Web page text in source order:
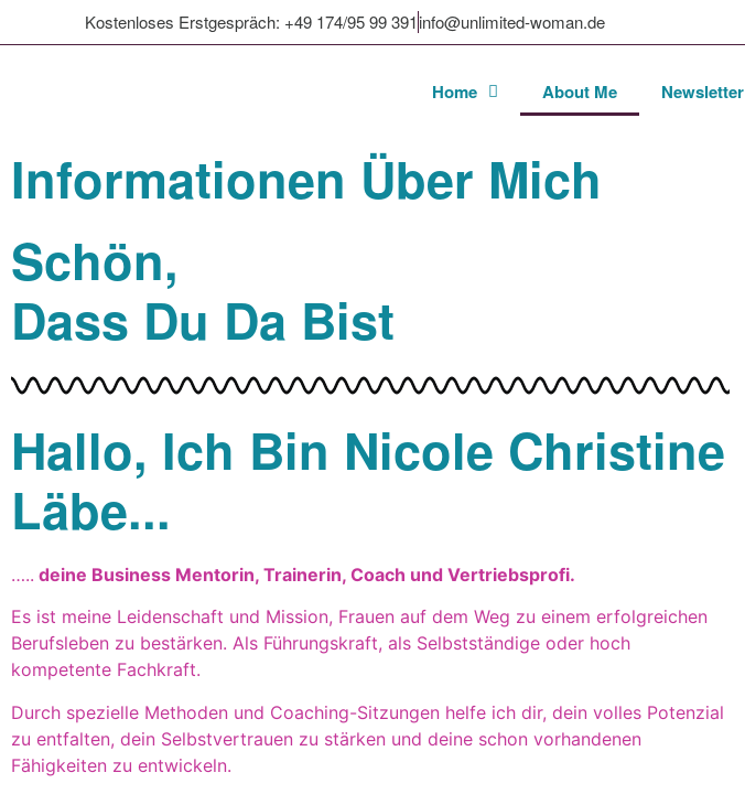
Kostenloses Erstgespräch: +49 174/95 99 391info@unlimited-woman.de
Home About Me Newsletter
Informationen Über Mich
Schön,
Dass Du Da Bist
Hallo, Ich Bin Nicole Christine
Läbe...
….. deine Business Mentorin, Trainerin, Coach und Vertriebsprofi.
Es ist meine Leidenschaft und Mission, Frauen auf dem Weg zu einem erfolgreichen
Berufsleben zu bestärken. Als Führungskraft, als Selbstständige oder hoch
kompetente Fachkraft.
Durch spezielle Methoden und Coaching-Sitzungen helfe ich dir, dein volles Potenzial
zu entfalten, dein Selbstvertrauen zu stärken und deine schon vorhandenen
Fähigkeiten zu entwickeln.